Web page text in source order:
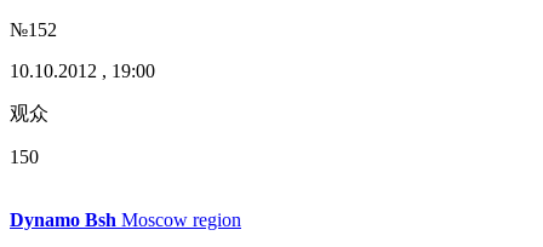
№152
10.10.2012 , 19:00
观众
150
Dynamo Bsh Moscow region